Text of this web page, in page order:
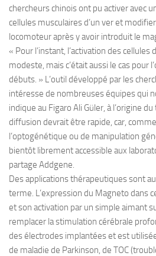
chercheurs chinois ont pu activer avec
cellules musculaires d’un ver et
locomoteur après y avoir introduit le
« Pour l’instant, l’activation des cellules
modeste, mais c’était aussi le cas pour
débuts. » L’outil développé par les
intéresse de nombreuses équipes qui
indique au Figaro Ali Güler, à l’origine
diffusion devrait être rapide, car,
l’optogénétique ou de manipulation
bientôt librement accessible aux
partage Addgene.
Des applications thérapeutiques sont
terme. L’expression du Magneto dans
et son activation par un simple aimant
remplacer la stimulation cérébrale
des électrodes implantées et est
de maladie de Parkinson, de TOC